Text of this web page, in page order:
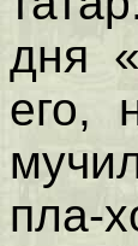
дня
его,
пла-